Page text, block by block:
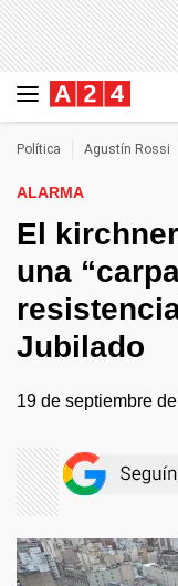
Política Agustín Rossi
ALARMA
El
una
Jubilado
19 de septiembre